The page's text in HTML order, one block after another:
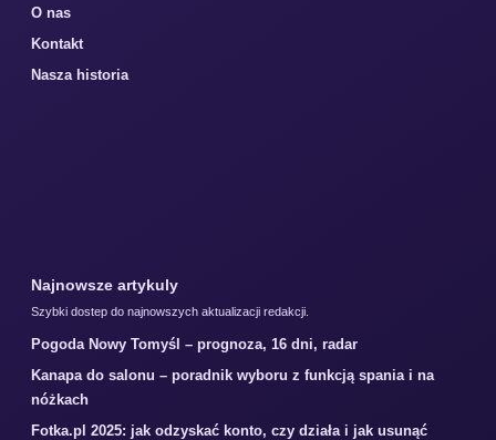
O nas
Kontakt
Nasza historia
Najnowsze artykuly
Szybki dostep do najnowszych aktualizacji redakcji.
Pogoda Nowy Tomyśl – prognoza, 16 dni, radar
Kanapa do salonu – poradnik wyboru z funkcją spania i na
nóżkach
Fotka.pl 2025: jak odzyskać konto, czy działa i jak usunąć